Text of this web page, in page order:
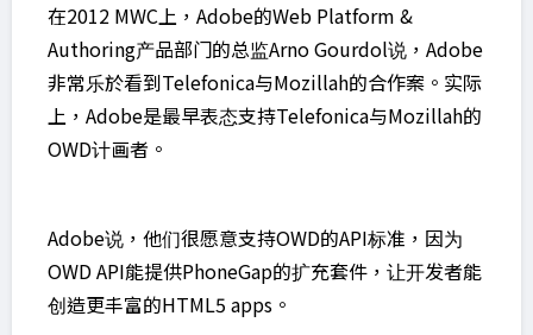
在2012 MWC上，Adobe的Web Platform &
Authoring产品部门的总监Arno Gourdol说，Adobe
非常乐於看到Telefonica与Mozillah的合作案。实际
上，Adobe是最早表态支持Telefonica与Mozillah的
OWD计画者。
Adobe说，他们很愿意支持OWD的API标准，因为
OWD API能提供PhoneGap的扩充套件，让开发者能
创造更丰富的HTML5 apps。